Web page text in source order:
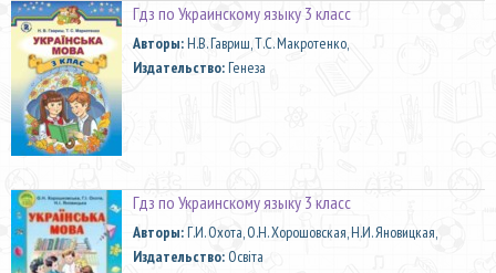
Гдз по Украинскому языку 3 класс
Aвторы:Н.В. Гавриш, Т.С. Макротенко,
Издательство:Генеза
Гдз по Украинскому языку 3 класс
Aвторы:Г.И. Охота, О.Н. Хорошовская, Н.И. Яновицкая,
Издательство: Освiта